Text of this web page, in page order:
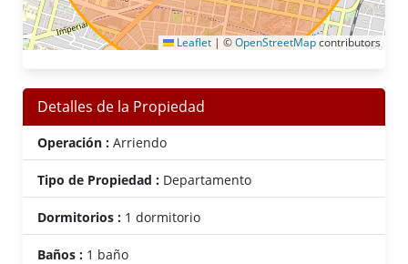
Leaflet | ©OpenStreetMapcontributors
Detalles de la Propiedad
Operación : Arriendo
Tipo de Propiedad : Departamento
Dormitorios : 1 dormitorio
Baños : 1 baño